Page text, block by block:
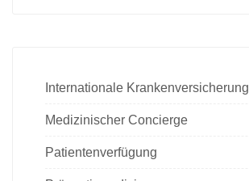
Internationale Krankenversicherung
Medizinischer Concierge
Patientenverfügung